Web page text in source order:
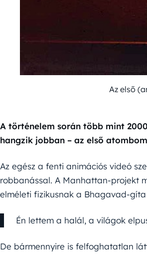
Az első
A történelem során több mint
hangzik jobban – az első
Az egész a fenti animációs videó
robbanással. A Manhattan-projekt
elméleti fizikusnak a Bhagavad-
Én lettem a halál, a világok
De bármennyire is felfoghatatlan